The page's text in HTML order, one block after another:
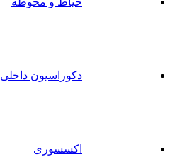
دکوراسیون داخلی
اکسسوری